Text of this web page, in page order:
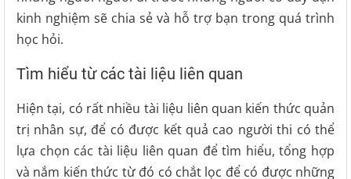
kinh nghiệm sẽ chia sẻ và hỗ trợ bạn trong quá trình
học hỏi.
Tìm hiểu từ các tài liệu liên quan
Hiện tại, có rất nhiều tài liệu liên quan kiến thức quản
trị nhân sự, để có được kết quả cao người thi có thể
lựa chọn các tài liệu liên quan để tìm hiểu, tổng hợp
và nắm kiến thức từ đó có chắt lọc để có được những